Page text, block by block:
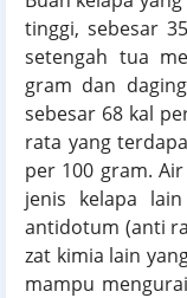
tinggi, sebesar
setengah tua
gram dan
sebesar 68 kal
rata yang
per 100 gram.
jenis kelapa
antidotum (anti
zat kimia lain
mampu